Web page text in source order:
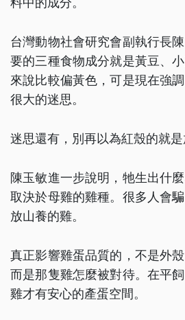
台灣動物社會研究會副執行長
要的三種食物成分就是黃豆、
來說比較偏黃色，可是現在強
很大的迷思。
迷思還有，別再以為紅殼的就是
陳玉敏進一步說明，牠生出什
取決於母雞的雞種。很多人會
放山養的雞。
真正影響雞蛋品質的，不是外
而是那隻雞怎麼被對待。在平
雞才有安心的產蛋空間。